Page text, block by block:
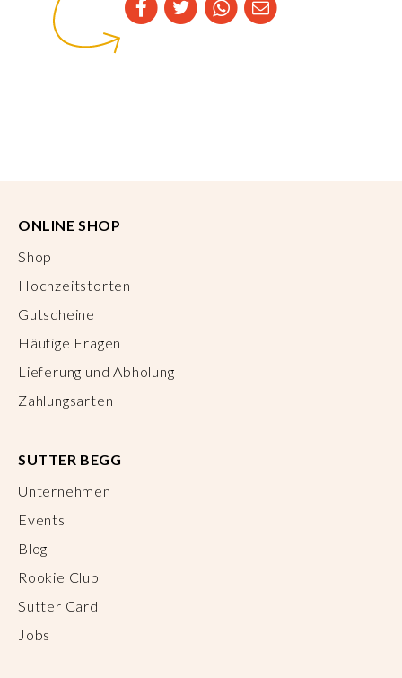
ONLINE SHOP
Shop
Hochzeitstorten
Gutscheine
Häufige Fragen
Lieferung und Abholung
Zahlungsarten
SUTTER BEGG
Unternehmen
Events
Blog
Rookie Club
Sutter Card
Jobs